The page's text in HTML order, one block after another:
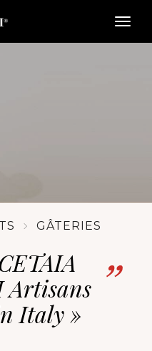
GÂTERIES
Artisans
Italy »